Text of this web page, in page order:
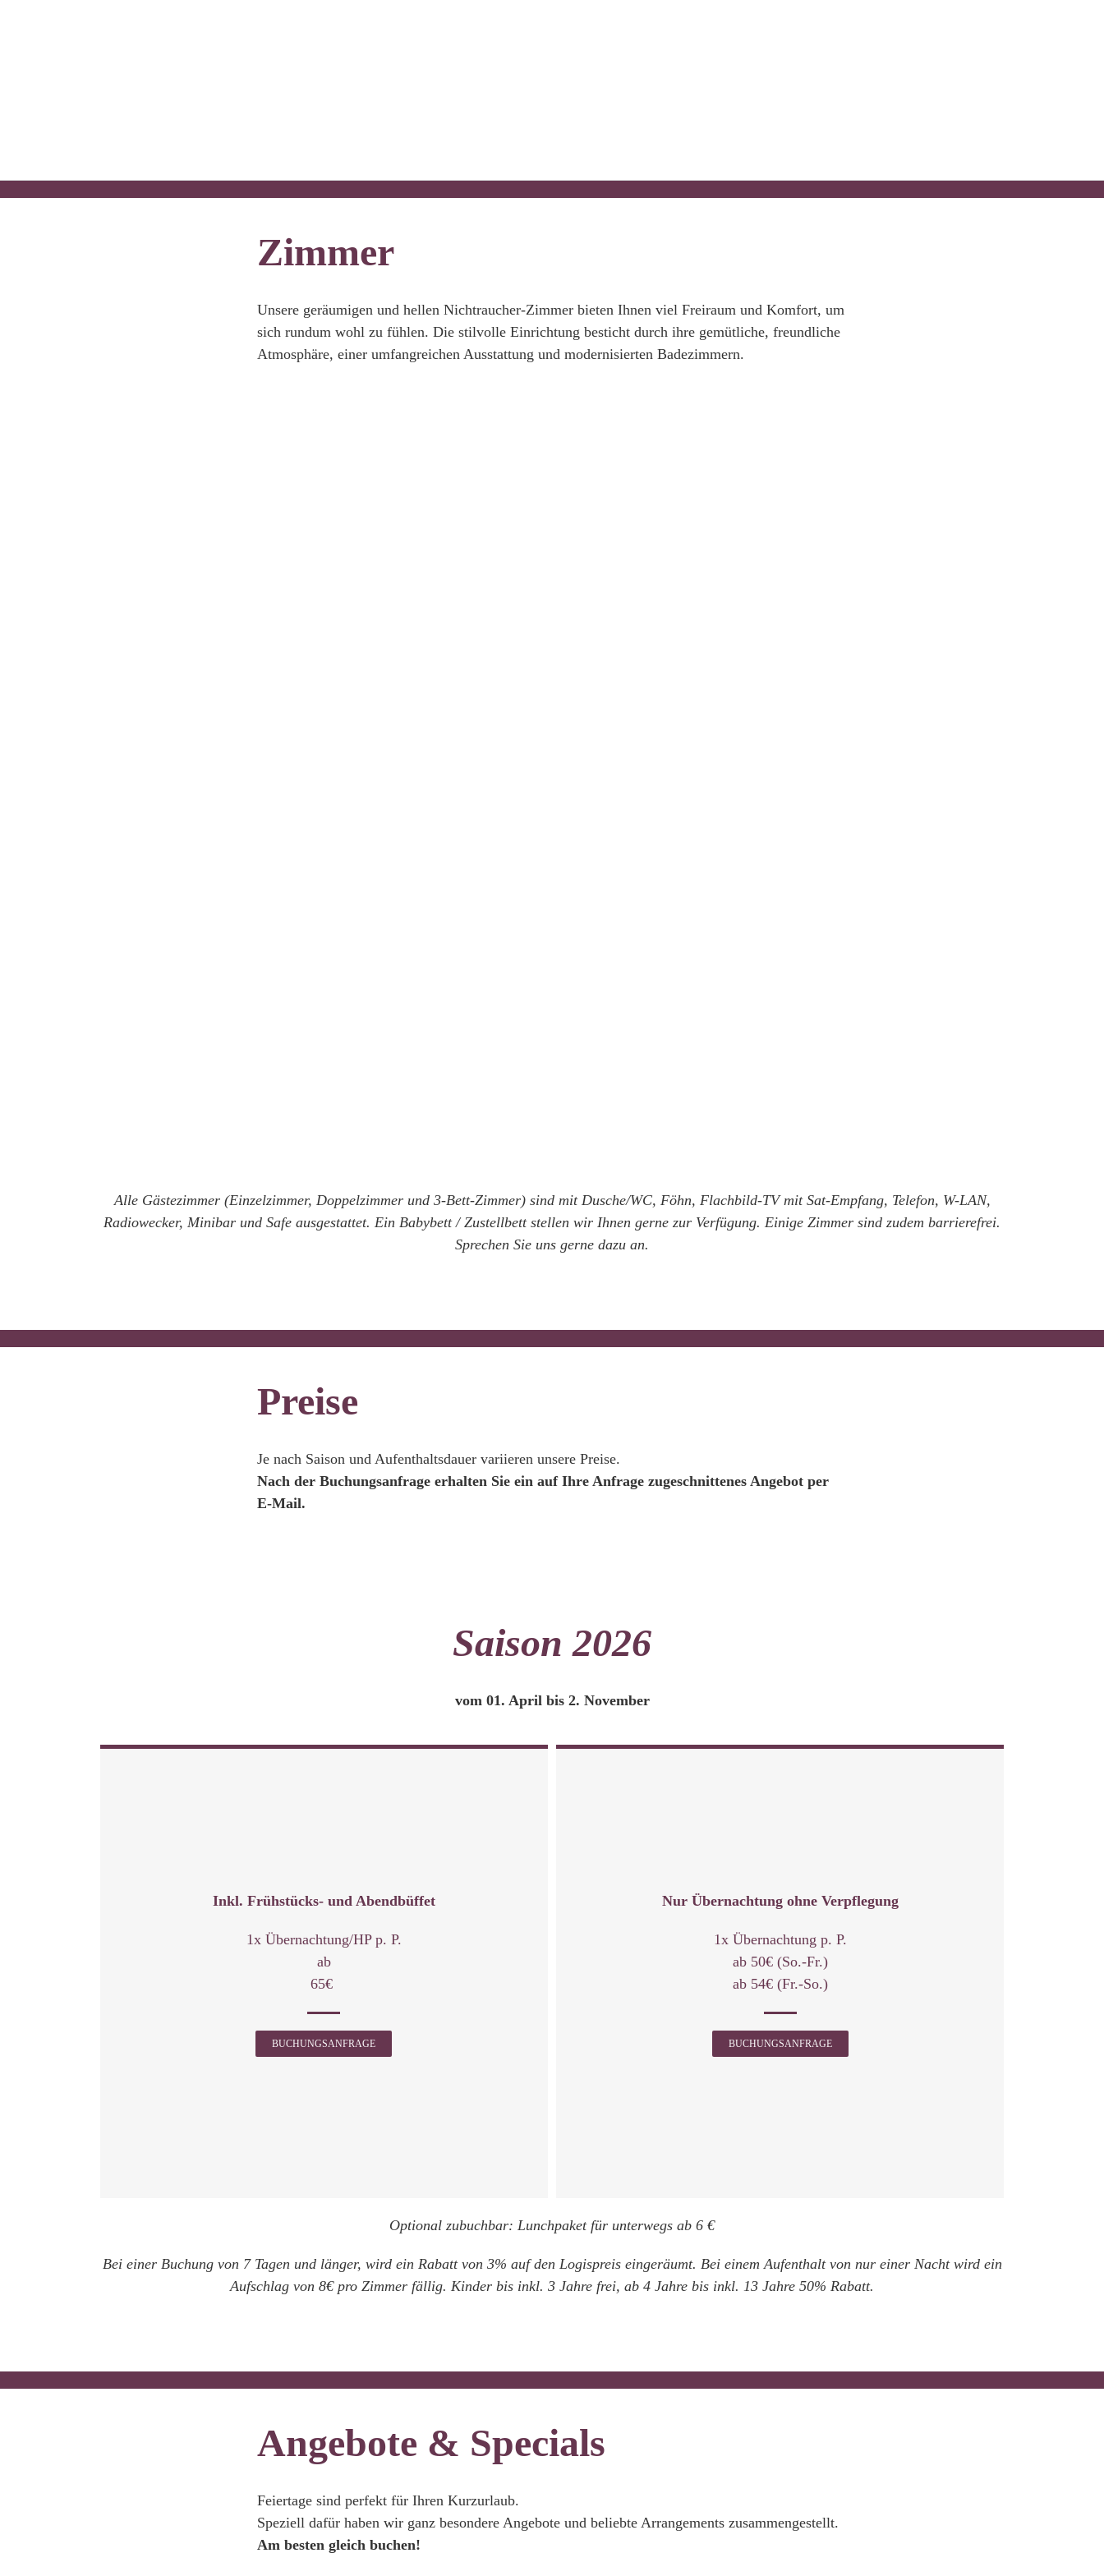
Zimmer
Unsere geräumigen und hellen Nichtraucher-Zimmer bieten Ihnen viel Freiraum und Komfort, um
sich rundum wohl zu fühlen. Die stilvolle Einrichtung besticht durch ihre gemütliche, freundliche
Atmosphäre, einer umfangreichen Ausstattung und modernisierten Badezimmern.
Alle Gästezimmer (Einzelzimmer, Doppelzimmer und 3-Bett-Zimmer) sind mit Dusche/WC, Föhn, Flachbild-TV mit Sat-Empfang, Telefon, W-LAN,
Radiowecker, Minibar und Safe ausgestattet. Ein Babybett / Zustellbett stellen wir Ihnen gerne zur Verfügung. Einige Zimmer sind zudem barrierefrei.
Sprechen Sie uns gerne dazu an.
Preise
Je nach Saison und Aufenthaltsdauer variieren unsere Preise.
Nach der Buchungsanfrage erhalten Sie ein auf Ihre Anfrage zugeschnittenes Angebot per
E-Mail.
Saison 2026
vom 01. April bis 2. November
Inkl. Frühstücks- und Abendbüffet
1x Übernachtung/HP p. P.
ab
65€
BUCHUNGSANFRAGE
Nur Übernachtung ohne Verpflegung
1x Übernachtung p. P.
ab 50€ (So.-Fr.)
ab 54€ (Fr.-So.)
BUCHUNGSANFRAGE
Optional zubuchbar: Lunchpaket für unterwegs ab 6 €
Bei einer Buchung von 7 Tagen und länger, wird ein Rabatt von 3% auf den Logispreis eingeräumt. Bei einem Aufenthalt von nur einer Nacht wird ein
Aufschlag von 8€ pro Zimmer fällig. Kinder bis inkl. 3 Jahre frei, ab 4 Jahre bis inkl. 13 Jahre 50% Rabatt.
Angebote & Specials
Feiertage sind perfekt für Ihren Kurzurlaub.
Speziell dafür haben wir ganz besondere Angebote und beliebte Arrangements zusammengestellt.
Am besten gleich buchen!